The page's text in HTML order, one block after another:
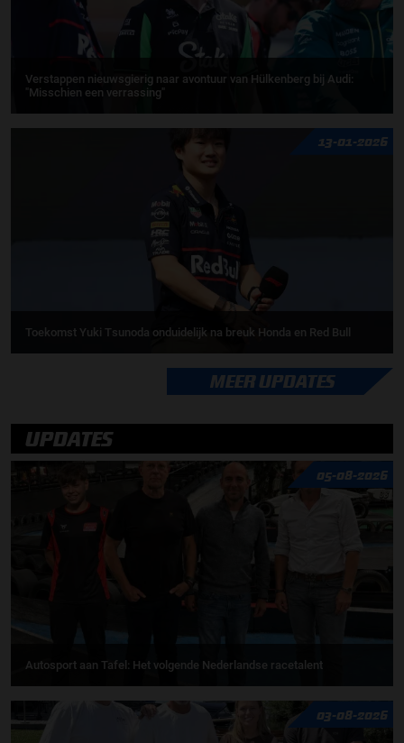
Verstappen nieuwsgierig naar avontuur van Hülkenberg bij Audi:
"Misschien een verrassing"
13-01-2026
Toekomst Yuki Tsunoda onduidelijk na breuk Honda en Red Bull
MEER UPDATES
UPDATES
05-08-2026
Autosport aan Tafel: Het volgende Nederlandse racetalent
03-08-2026